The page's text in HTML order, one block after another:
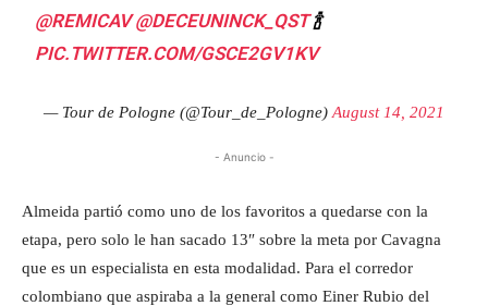
@REMICAV @DECEUNINCK_QST🍾
PIC.TWITTER.COM/GSCE2GV1KV
— Tour de Pologne (@Tour_de_Pologne) August 14, 2021
- Anuncio -
Almeida partió como uno de los favoritos a quedarse con la
etapa, pero solo le han sacado 13″ sobre la meta por Cavagna
que es un especialista en esta modalidad. Para el corredor
colombiano que aspiraba a la general como Einer Rubio del